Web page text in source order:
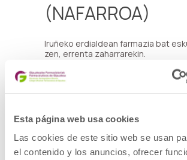
Esta página web usa cookies
Las cookies de este sitio web se usan
el contenido y los anuncios, ofrecer
(NAFARROA)
Iruñeko erdialdean farmazia bat
zen, errenta zaharrarekin.
Ideiadun eta ekintzaile
aproposa.
Langilerik gabeko.inbertsio txikia.
Salmenta librea % 50
Intersad@s harremanetan jarri
@gmail.com helbidearekin.